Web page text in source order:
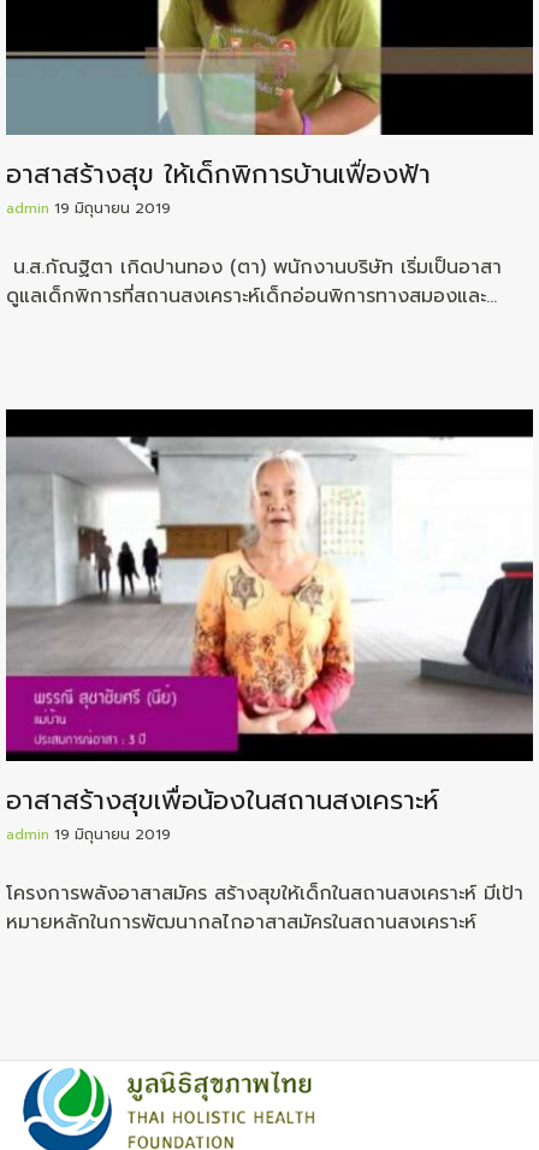
อาสาสร้างสุข ให้เด็กพิการบ้านเฟื่องฟ้า
admin 19 มิถุนายน 2019
น.ส.กัณฐิตา เกิดปานทอง (ตา) พนักงานบริษัท เริ่มเป็นอาสา
ดูแลเด็กพิการที่สถานสงเคราะห์เด็กอ่อนพิการทางสมองและ
อาสาสร้างสุขเพื่อน้องในสถานสงเคราะห์
admin 19 มิถุนายน 2019
โครงการพลังอาสาสมัคร สร้างสุขให้เด็กในสถานสงเคราะห์ มีเป้า
หมายหลักในการพัฒนากลไกอาสาสมัครในส­­ถานสงเคราะห์